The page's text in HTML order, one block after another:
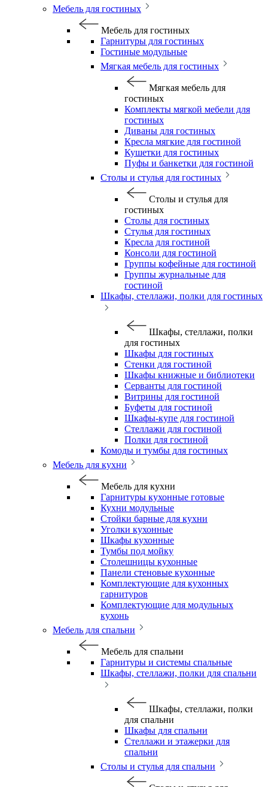
Мебель для гостиных
Мебель для гостиных
Гарнитуры для гостиных
Гостиные модульные
Мягкая мебель для гостиных
Мягкая мебель для
гостиных
Комплекты мягкой мебели для
гостиных
Диваны для гостиных
Кресла мягкие для гостиной
Кушетки для гостиных
Пуфы и банкетки для гостиной
Столы и стулья для гостиных
Столы и стулья для
гостиных
Столы для гостиных
Стулья для гостиных
Кресла для гостиной
Консоли для гостиной
Группы кофейные для гостиной
Группы журнальные для
гостиной
Шкафы, стеллажи, полки для гостиных
Шкафы, стеллажи, полки
для гостиных
Шкафы для гостиных
Стенки для гостиной
Шкафы книжные и библиотеки
Серванты для гостиной
Витрины для гостиной
Буфеты для гостиной
Шкафы-купе для гостиной
Стеллажи для гостиной
Полки для гостиной
Комоды и тумбы для гостиных
Мебель для кухни
Мебель для кухни
Гарнитуры кухонные готовые
Кухни модульные
Стойки барные для кухни
Уголки кухонные
Шкафы кухонные
Тумбы под мойку
Столешницы кухонные
Панели стеновые кухонные
Комплектующие для кухонных
гарнитуров
Комплектующие для модульных
кухонь
Мебель для спальни
Мебель для спальни
Гарнитуры и системы спальные
Шкафы, стеллажи, полки для спальни
Шкафы, стеллажи, полки
для спальни
Шкафы для спальни
Стеллажи и этажерки для
спальни
Столы и стулья для спальни